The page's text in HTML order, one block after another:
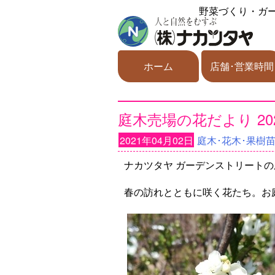
野菜づくり・ガ
ホーム 店舗･営業時間
庭木売場の花だより
2021年04月02日 庭木･花木･果樹
ナカツタヤ ガーデンストリート
春の訪れとともに咲く花たち。